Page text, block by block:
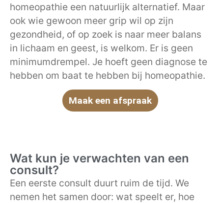
homeopathie een natuurlijk alternatief. Maar
ook wie gewoon meer grip wil op zijn
gezondheid, of op zoek is naar meer balans
in lichaam en geest, is welkom. Er is geen
minimumdrempel. Je hoeft geen diagnose te
hebben om baat te hebben bij homeopathie.
Maak een afspraak
Wat kun je verwachten van een
consult?
Een eerste consult duurt ruim de tijd. We
nemen het samen door: wat speelt er, hoe